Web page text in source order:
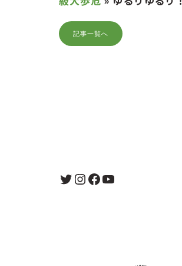
記事一覧へ
Twitter
Instagram
Facebook
YouTube